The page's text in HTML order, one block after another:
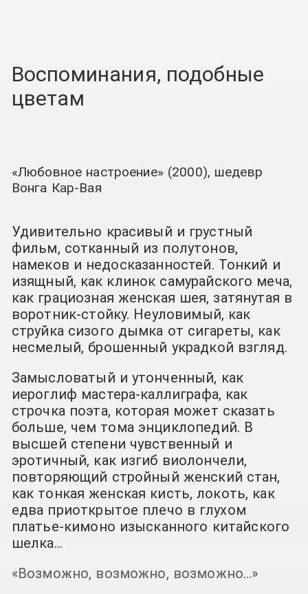
Воспоминания, подобные
цветам
«Любовное настроение» (2000), шедевр
Вонга Кар-Вая
Удивительно красивый и грустный
фильм, сотканный из полутонов,
намеков и недосказанностей. Тонкий и
изящный, как клинок самурайского меча,
как грациозная женская шея, затянутая в
воротник-стойку. Неуловимый, как
струйка сизого дымка от сигареты, как
несмелый, брошенный украдкой взгляд.
Замысловатый и утонченный, как
иероглиф мастера-каллиграфа, как
строчка поэта, которая может сказать
больше, чем тома энциклопедий. В
высшей степени чувственный и
эротичный, как изгиб виолончели,
повторяющий стройный женский стан,
как тонкая женская кисть, локоть, как
едва приоткрытое плечо в глухом
платье-кимоно изысканного китайского
шелка…
«Возможно, возможно, возможно…»